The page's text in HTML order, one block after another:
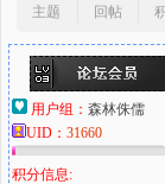
主题
回帖
用户组： 森林侏儒
UID： 31660
积分信息: